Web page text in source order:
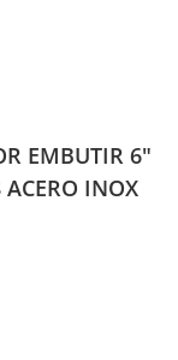
EMBUTIR 6″
ACERO INOX